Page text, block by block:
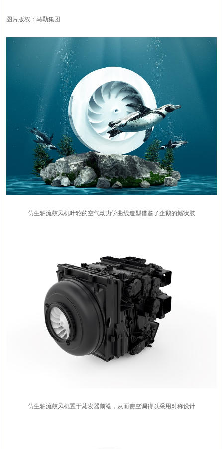
图片版权：马勒集团
仿生轴流鼓风机叶轮的空气动力学曲线造型借鉴了企鹅的鳍状肢
仿生轴流鼓风机置于蒸发器前端，从而使空调得以采用对称设计